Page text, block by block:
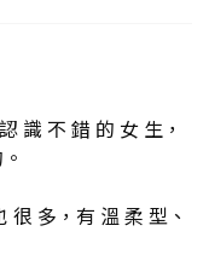
識 不 錯 的 女 生，
很 多，有 溫 柔 型、